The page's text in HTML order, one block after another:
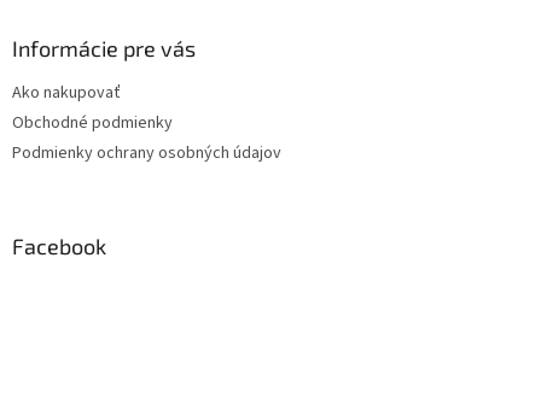
Informácie pre vás
Ako nakupovať
Obchodné podmienky
Podmienky ochrany osobných údajov
Facebook